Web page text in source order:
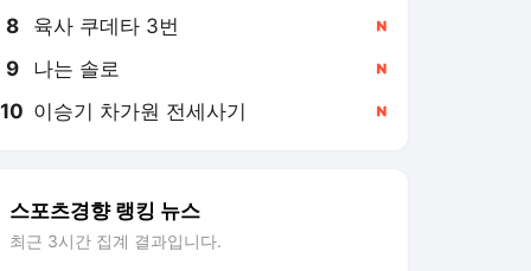
8 육사 쿠데타 3번
9 나는 솔로
10 이승기 차가원 전세사기
스포츠경향 랭킹 뉴스
최근 3시간 집계 결과입니다.